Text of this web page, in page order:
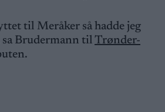
til Meråker så hadde jeg
sa Brudermann til Trønder-